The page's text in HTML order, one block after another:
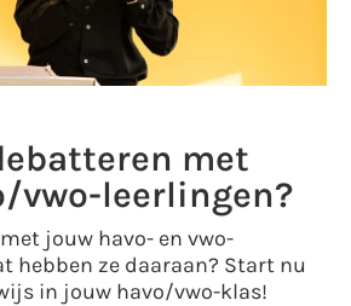
met
vwo-leerlingen?
jouw havo- en vwo-
hebben ze daaraan? Start nu
in jouw havo/vwo-klas!